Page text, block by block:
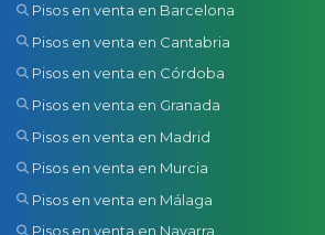
Pisos en venta en Barcelona
Pisos en venta en Cantabria
Pisos en venta en Córdoba
Pisos en venta en Granada
Pisos en venta en Madrid
Pisos en venta en Murcia
Pisos en venta en Málaga
Pisos en venta en Navarra